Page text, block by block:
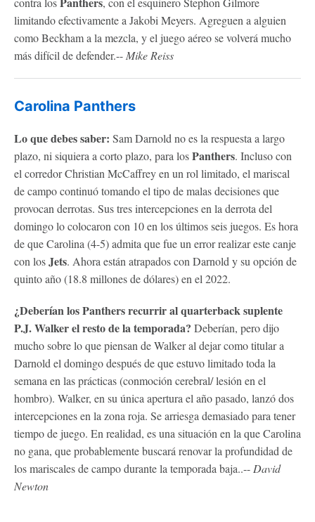
limitando efectivamente a Jakobi Meyers. Agreguen a alguien
como Beckham a la mezcla, y el juego aéreo se volverá mucho
más difícil de defender.-- Mike Reiss
Carolina Panthers
Lo que debes saber: Sam Darnold no es la respuesta a largo
plazo, ni siquiera a corto plazo, para losPanthers. Incluso con
el corredor Christian McCaffrey en un rol limitado, el mariscal
de campo continuó tomando el tipo de malas decisiones que
provocan derrotas. Sus tres intercepciones en la derrota del
domingo lo colocaron con 10 en los últimos seis juegos. Es hora
de que Carolina (4-5) admita que fue un error realizar este canje
con losJets. Ahora están atrapados con Darnold y su opción de
quinto año (18.8 millones de dólares) en el 2022.
¿Deberían losPanthersrecurrir al quarterback suplente
P.J. Walker el resto de la temporada? Deberían, pero dijo
mucho sobre lo que piensan de Walker al dejar como titular a
Darnold el domingo después de que estuvo limitado toda la
semana en las prácticas (conmoción cerebral/ lesión en el
hombro). Walker, en su única apertura el año pasado, lanzó dos
intercepciones en la zona roja. Se arriesga demasiado para tener
tiempo de juego. En realidad, es una situación en la que Carolina
no gana, que probablemente buscará renovar la profundidad de
los mariscales de campo durante la temporada baja..-- David
Newton